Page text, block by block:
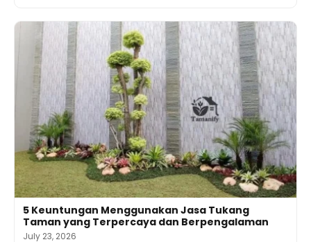
5 Keuntungan Menggunakan Jasa Tukang
Taman yang Terpercaya dan Berpengalaman
July 23, 2026